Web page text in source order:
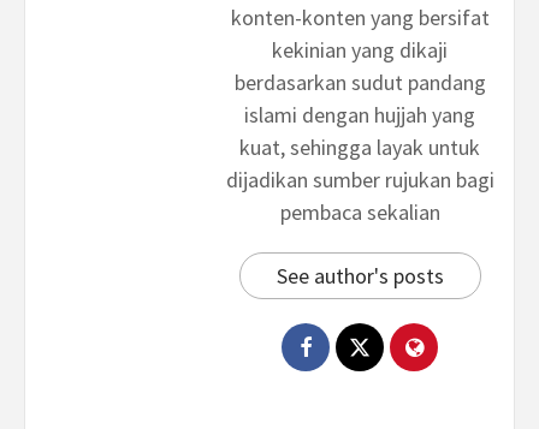
konten-konten yang bersifat
kekinian yang dikaji
berdasarkan sudut pandang
islami dengan hujjah yang
kuat, sehingga layak untuk
dijadikan sumber rujukan bagi
pembaca sekalian
See author's posts